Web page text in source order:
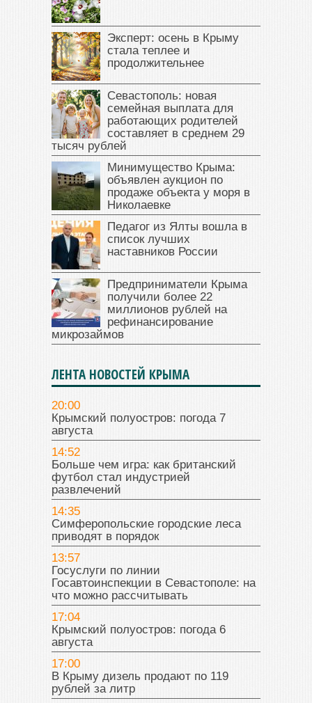
Эксперт: осень в Крыму
стала теплее и
продолжительнее
Севастополь: новая
семейная выплата для
работающих родителей
составляет в среднем 29
тысяч рублей
Минимущество Крыма:
объявлен аукцион по
продаже объекта у моря в
Николаевке
Педагог из Ялты вошла в
список лучших
наставников России
Предприниматели Крыма
получили более 22
миллионов рублей на
рефинансирование
микрозаймов
ЛЕНТА НОВОСТЕЙ КРЫМА
20:00
Крымский полуостров: погода 7
августа
14:52
Больше чем игра: как британский
футбол стал индустрией
развлечений
14:35
Симферопольские городские леса
приводят в порядок
13:57
Госуслуги по линии
Госавтоинспекции в Севастополе: на
что можно рассчитывать
17:04
Крымский полуостров: погода 6
августа
17:00
В Крыму дизель продают по 119
рублей за литр